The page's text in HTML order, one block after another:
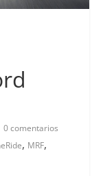
0 comentarios
, MRF,